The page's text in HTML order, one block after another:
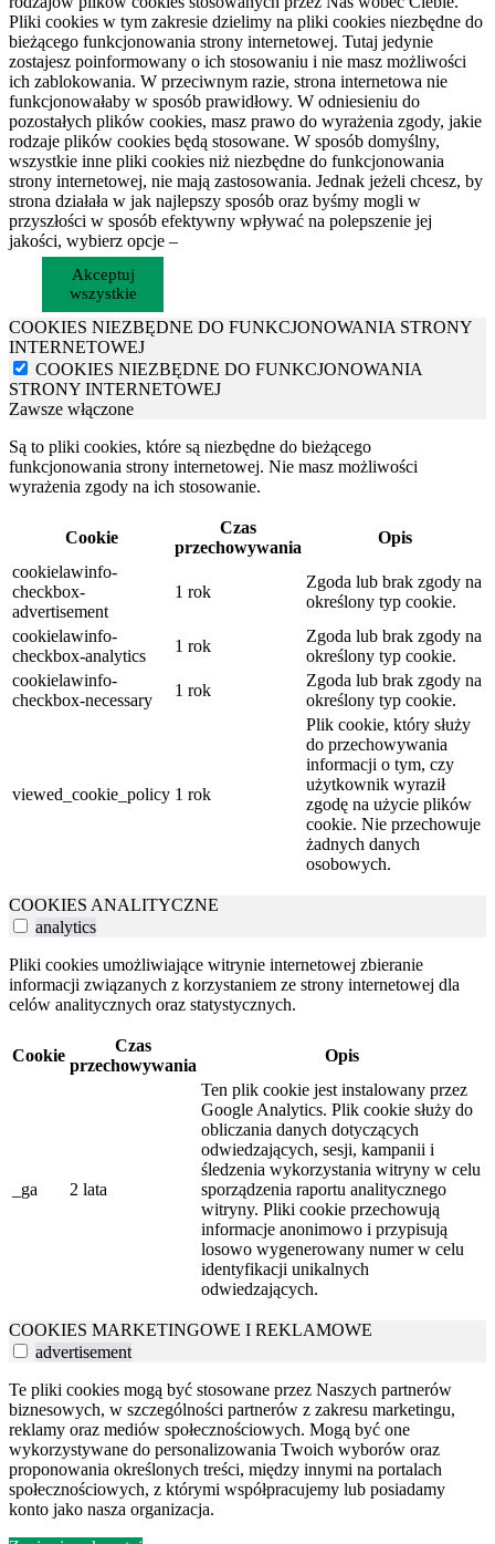
Pliki cookies w tym zakresie dzielimy na pliki cookies niezbędne do
bieżącego funkcjonowania strony internetowej. Tutaj jedynie
zostajesz poinformowany o ich stosowaniu i nie masz możliwości
ich zablokowania. W przeciwnym razie, strona internetowa nie
funkcjonowałaby w sposób prawidłowy. W odniesieniu do
pozostałych plików cookies, masz prawo do wyrażenia zgody, jakie
rodzaje plików cookies będą stosowane. W sposób domyślny,
wszystkie inne pliki cookies niż niezbędne do funkcjonowania
strony internetowej, nie mają zastosowania. Jednak jeżeli chcesz, by
strona działała w jak najlepszy sposób oraz byśmy mogli w
przyszłości w sposób efektywny wpływać na polepszenie jej
jakości, wybierz opcje –
Akceptuj
wszystkie
COOKIES NIEZBĘDNE DO FUNKCJONOWANIA STRONY
INTERNETOWEJ
COOKIES NIEZBĘDNE DO FUNKCJONOWANIA
STRONY INTERNETOWEJ
Zawsze włączone
Są to pliki cookies, które są niezbędne do bieżącego
funkcjonowania strony internetowej. Nie masz możliwości
wyrażenia zgody na ich stosowanie.
Cookie
Czas
przechowywania
Opis
cookielawinfo-
checkbox-
advertisement
1 rok
Zgoda lub brak zgody na
określony typ cookie.
cookielawinfo-
checkbox-analytics
1 rok
Zgoda lub brak zgody na
określony typ cookie.
cookielawinfo-
checkbox-necessary
1 rok
Zgoda lub brak zgody na
określony typ cookie.
viewed_cookie_policy 1 rok
Plik cookie, który służy
do przechowywania
informacji o tym, czy
użytkownik wyraził
zgodę na użycie plików
cookie. Nie przechowuje
żadnych danych
osobowych.
COOKIES ANALITYCZNE
analytics
Pliki cookies umożliwiające witrynie internetowej zbieranie
informacji związanych z korzystaniem ze strony internetowej dla
celów analitycznych oraz statystycznych.
Cookie
Czas
przechowywania
Opis
_ga 2 lata
Ten plik cookie jest instalowany przez
Google Analytics. Plik cookie służy do
obliczania danych dotyczących
odwiedzających, sesji, kampanii i
śledzenia wykorzystania witryny w celu
sporządzenia raportu analitycznego
witryny. Pliki cookie przechowują
informacje anonimowo i przypisują
losowo wygenerowany numer w celu
identyfikacji unikalnych
odwiedzających.
COOKIES MARKETINGOWE I REKLAMOWE
advertisement
Te pliki cookies mogą być stosowane przez Naszych partnerów
biznesowych, w szczególności partnerów z zakresu marketingu,
reklamy oraz mediów społecznościowych. Mogą być one
wykorzystywane do personalizowania Twoich wyborów oraz
proponowania określonych treści, między innymi na portalach
społecznościowych, z którymi współpracujemy lub posiadamy
konto jako nasza organizacja.